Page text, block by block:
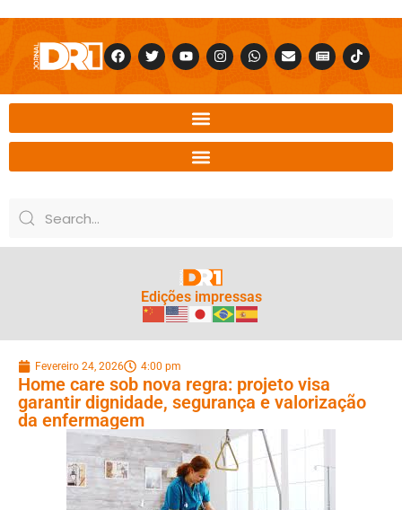
Edições impressas
Fevereiro 24, 2026 4:00 pm
Home care sob nova regra: projeto visa
garantir dignidade, segurança e valorização
da enfermagem